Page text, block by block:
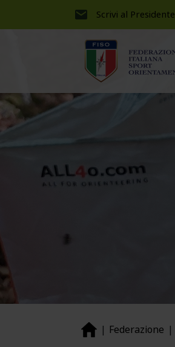
Scrivi al Presidente
Federazione